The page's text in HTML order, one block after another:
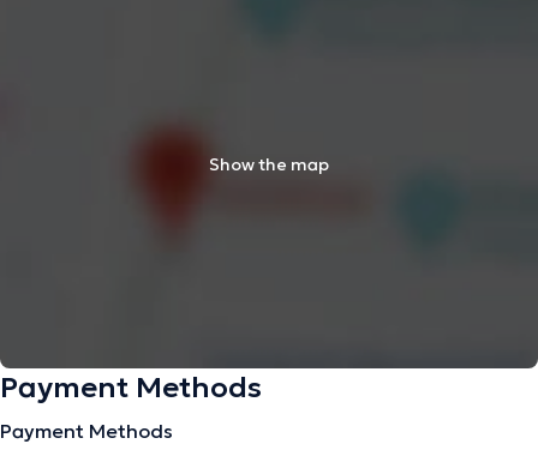
Show the map
Payment Methods
Payment Methods